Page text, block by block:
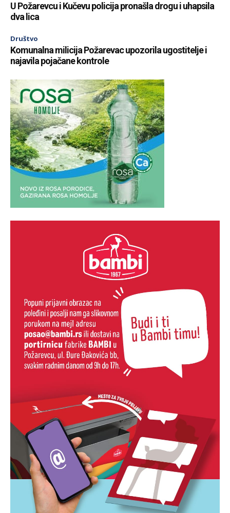
U Požarevcu i Kučevu policija pronašla drogu i uhapsila
dva lica
Društvo
Komunalna milicija Požarevac upozorila ugostitelje i
najavila pojačane kontrole